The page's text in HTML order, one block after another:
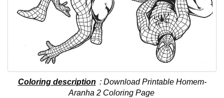
Coloring description : Download Printable Homem-
Aranha 2 Coloring Page